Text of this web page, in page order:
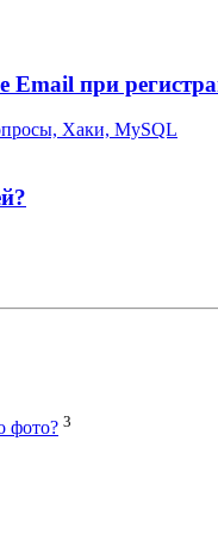
Email при
Хаки, MySQL
фото? 3